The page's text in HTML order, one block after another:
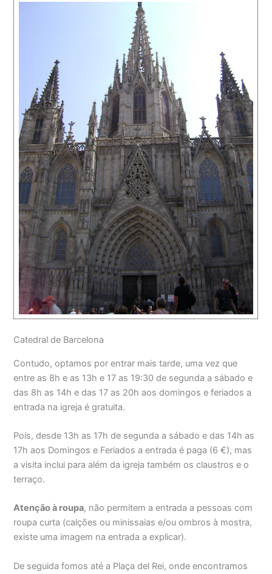
Catedral de Barcelona
Contudo, optamos por entrar mais tarde, uma vez que
entre as 8h e as 13h e 17 as 19:30 de segunda a sábado e
das 8h as 14h e das 17 as 20h aos domingos e feriados a
entrada na igreja é gratuita.
Pois, desde 13h as 17h de segunda a sábado e das 14h as
17h aos Domingos e Feriados a entrada é paga (6 €), mas
a visita inclui para além da igreja também os claustros e o
terraço.
Atenção à roupa, não permitem a entrada a pessoas com
roupa curta (calções ou minissaias e/ou ombros à mostra,
existe uma imagem na entrada a explicar).
De seguida fomos até a Plaça del Rei, onde encontramos